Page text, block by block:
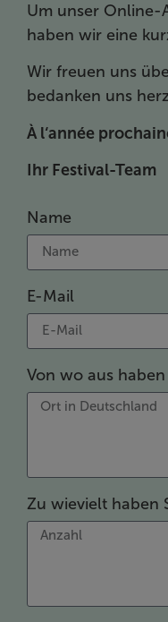
Um unser Online-
haben wir eine
Wir freuen uns
bedanken uns
À l‘année
Ihr Festival-Team
Name
E-Mail
Von wo aus
Zu wievielt haben